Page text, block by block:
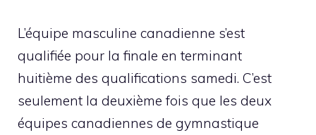
L’équipe masculine canadienne s’est
qualifiée pour la finale en terminant
huitième des qualifications samedi. C’est
seulement la deuxième fois que les deux
équipes canadiennes de gymnastique